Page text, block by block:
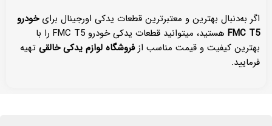
اگر به‌دنبال بهترین و معتبرترین قطعات یدکی اورجینال برایخودرو
FMC T5
هستید، میتوانید قطعات یدکی خودرو FMC T5 را با
بهترین کیفیت و قیمت مناسب ازفروشگاه لوازم یدکی خالقی تهیه
فرمایید.